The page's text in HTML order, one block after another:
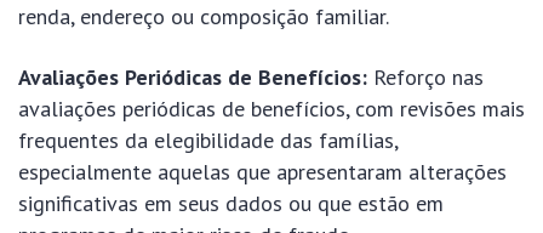
renda, endereço ou composição familiar.
Avaliações Periódicas de Benefícios: Reforço nas
avaliações periódicas de benefícios, com revisões mais
frequentes da elegibilidade das famílias,
especialmente aquelas que apresentaram alterações
significativas em seus dados ou que estão em